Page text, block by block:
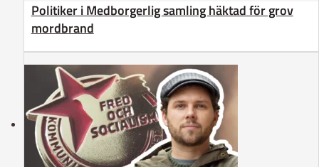
Politiker i Medborgerlig samling häktad för grov
mordbrand